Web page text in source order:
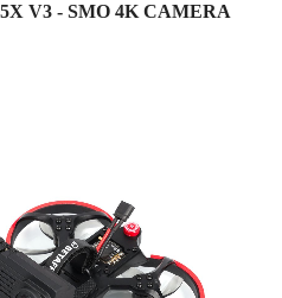
V3 - SMO 4K CAMERA